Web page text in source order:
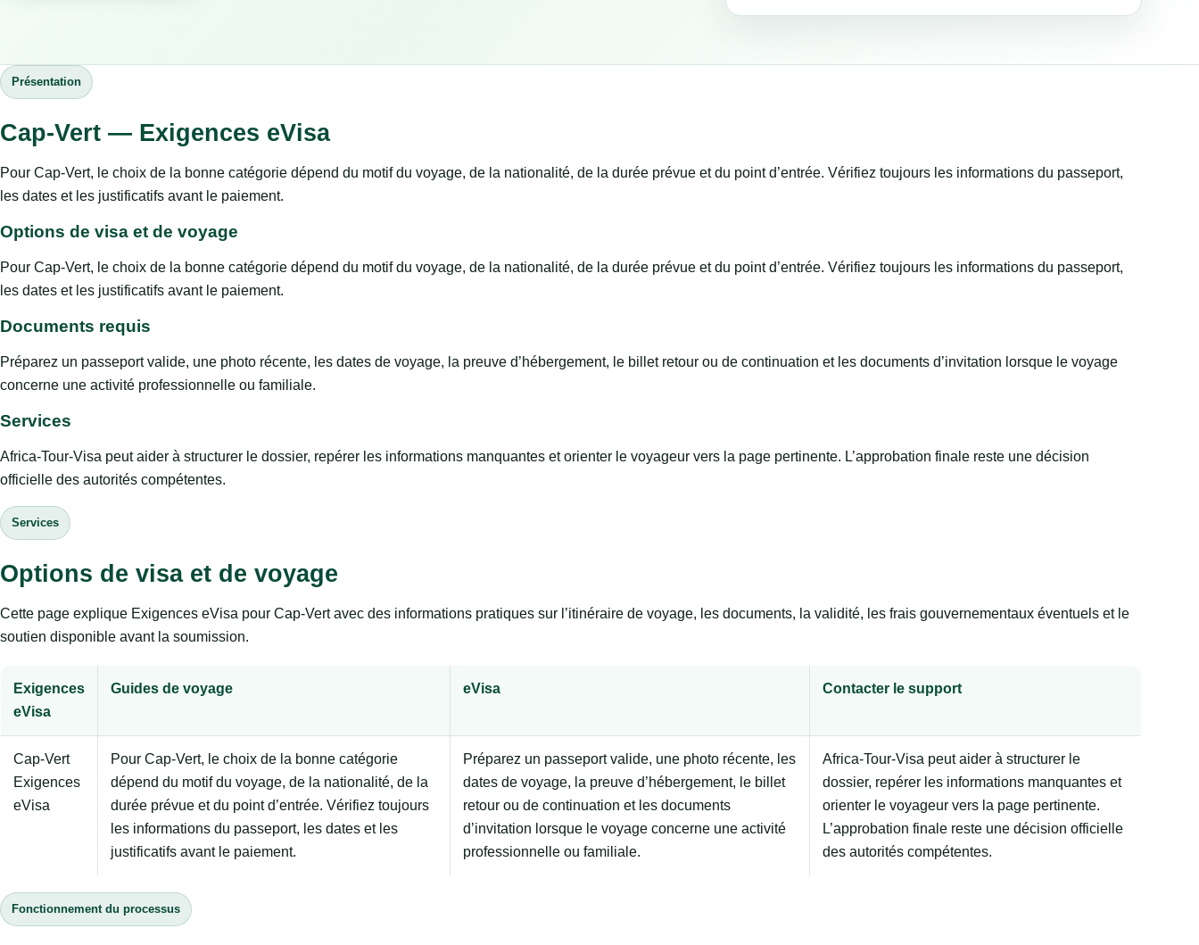
Présentation
Cap-Vert — Exigences eVisa
Pour Cap-Vert, le choix de la bonne catégorie dépend du motif du voyage, de la nationalité, de la durée prévue et du point d’entrée. Vérifiez toujours les informations du passeport,
les dates et les justificatifs avant le paiement.
Options de visa et de voyage
Pour Cap-Vert, le choix de la bonne catégorie dépend du motif du voyage, de la nationalité, de la durée prévue et du point d’entrée. Vérifiez toujours les informations du passeport,
les dates et les justificatifs avant le paiement.
Documents requis
Préparez un passeport valide, une photo récente, les dates de voyage, la preuve d’hébergement, le billet retour ou de continuation et les documents d’invitation lorsque le voyage
concerne une activité professionnelle ou familiale.
Services
Africa-Tour-Visa peut aider à structurer le dossier, repérer les informations manquantes et orienter le voyageur vers la page pertinente. L’approbation finale reste une décision
officielle des autorités compétentes.
Services
Options de visa et de voyage
Cette page explique Exigences eVisa pour Cap-Vert avec des informations pratiques sur l’itinéraire de voyage, les documents, la validité, les frais gouvernementaux éventuels et le
soutien disponible avant la soumission.
Exigences
eVisa
Guides de voyage eVisa Contacter le support
Cap-Vert
Exigences
eVisa
Pour Cap-Vert, le choix de la bonne catégorie
dépend du motif du voyage, de la nationalité, de la
durée prévue et du point d’entrée. Vérifiez toujours
les informations du passeport, les dates et les
justificatifs avant le paiement.
Préparez un passeport valide, une photo récente, les
dates de voyage, la preuve d’hébergement, le billet
retour ou de continuation et les documents
d’invitation lorsque le voyage concerne une activité
professionnelle ou familiale.
Africa-Tour-Visa peut aider à structurer le
dossier, repérer les informations manquantes et
orienter le voyageur vers la page pertinente.
L’approbation finale reste une décision officielle
des autorités compétentes.
Fonctionnement du processus